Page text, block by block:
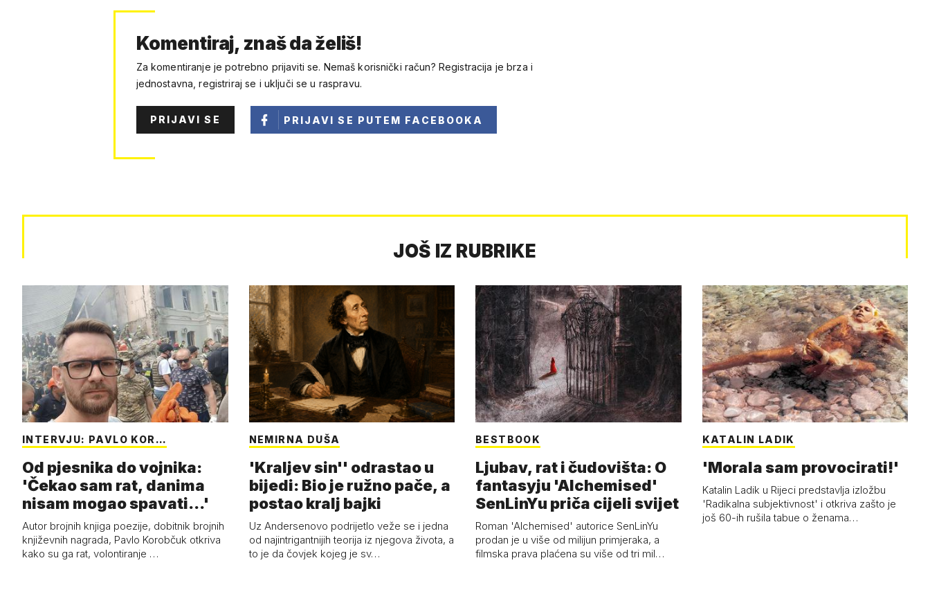
Komentiraj, znaš da želiš!
Za komentiranje je potrebno prijaviti se. Nemaš korisnički račun? Registracija je brza i
jednostavna, registriraj se i uključi se u raspravu.
PRIJAVI SE PRIJAVI SE PUTEM FACEBOOKA
JOŠ IZ RUBRIKE
INTERVJU: PAVLO KOR…
Od pjesnika do vojnika:
'Čekao sam rat, danima
nisam mogao spavati...'
Autor brojnih knjiga poezije, dobitnik brojnih
književnih nagrada, Pavlo Korobčuk otkriva
kako su ga rat, volontiranje …
NEMIRNA DUŠA
'Kraljev sin'' odrastao u
bijedi: Bio je ružno pače, a
postao kralj bajki
Uz Andersenovo podrijetlo veže se i jedna
od najintrigantnijih teorija iz njegova života, a
to je da čovjek kojeg je sv…
BESTBOOK
Ljubav, rat i čudovišta: O
fantasyju 'Alchemised'
SenLinYu priča cijeli svijet
Roman 'Alchemised' autorice SenLinYu
prodan je u više od milijun primjeraka, a
filmska prava plaćena su više od tri mil…
KATALIN LADIK
'Morala sam provocirati!'
Katalin Ladik u Rijeci predstavlja izložbu
'Radikalna subjektivnost' i otkriva zašto je
još 60-ih rušila tabue o ženama…